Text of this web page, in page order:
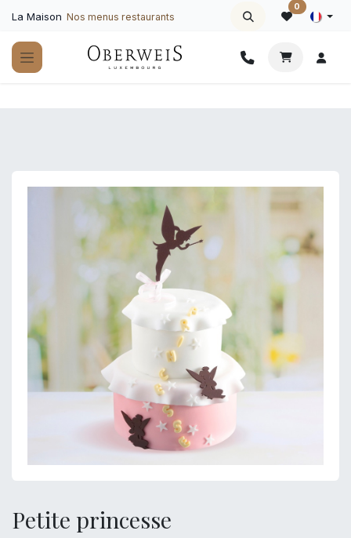
La Maison Nos menus restaurants
0
Petite princesse